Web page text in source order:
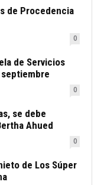
de Procedencia
0
de Servicios
0
se debe
Ahued
0
de Los Súper